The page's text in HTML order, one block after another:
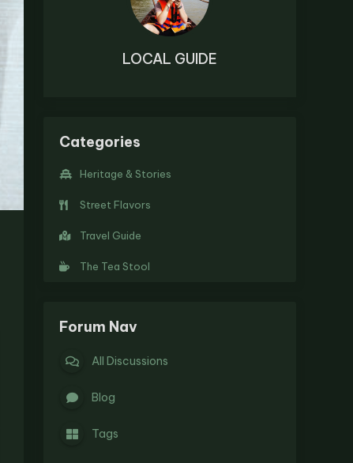
LOCAL GUIDE
Categories
Heritage & Stories
Street Flavors
Travel Guide
The Tea Stool
Forum Nav
All Discussions
Blog
Tags